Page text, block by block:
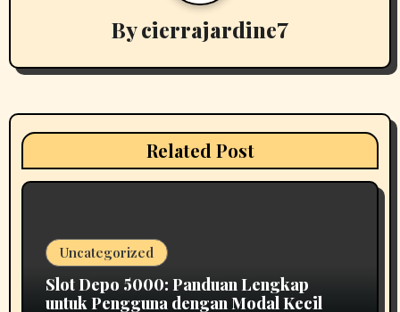
g
a
Bycierrajardine7
Related Post
Uncategorized
Slot Depo 5000: Panduan Lengkap
untuk Pengguna dengan Modal Kecil